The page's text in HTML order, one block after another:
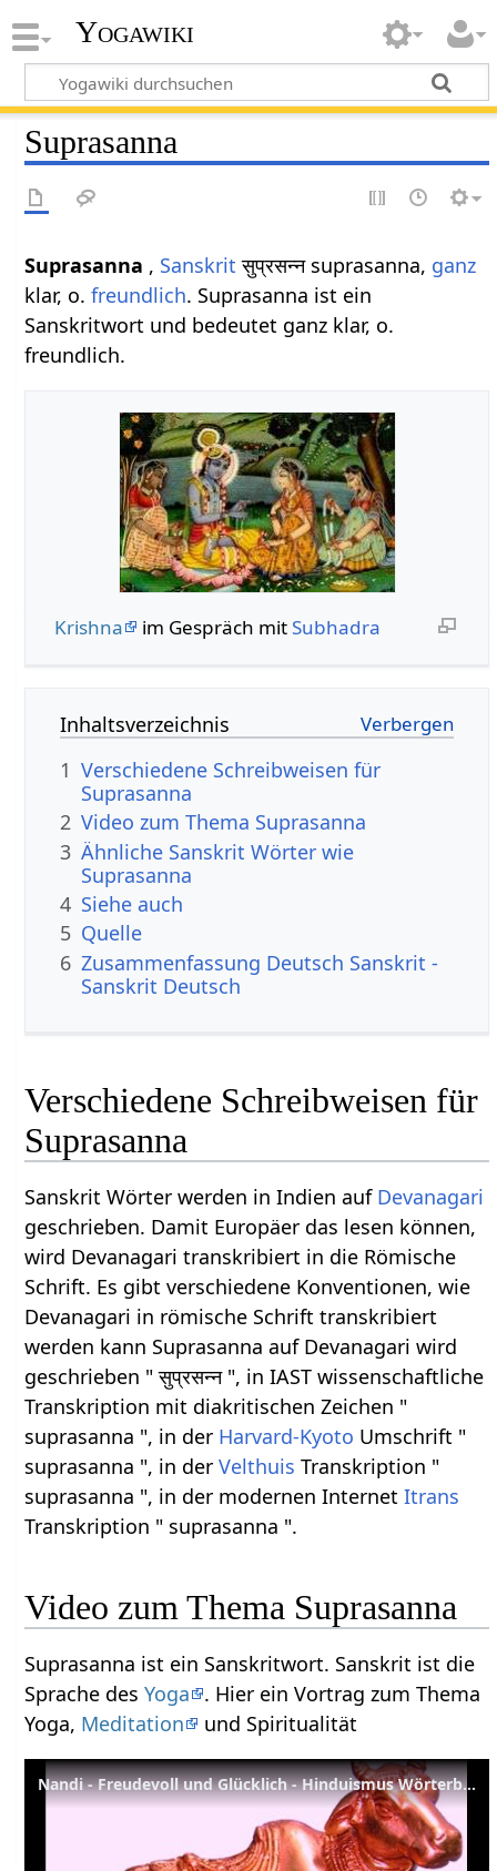
Yogawiki
Suprasanna
Suprasanna , Sanskrit सुप्रसन्न suprasanna, ganz
klar, o.freundlich. Suprasanna ist ein
Sanskritwort und bedeutet ganz klar, o.
freundlich.
Krishna im Gespräch mit Subhadra
Inhaltsverzeichnis
1 Verschiedene Schreibweisen für
Suprasanna
2 Video zum Thema Suprasanna
3 Ähnliche Sanskrit Wörter wie
Suprasanna
4 Siehe auch
5 Quelle
6 Zusammenfassung Deutsch Sanskrit -
Sanskrit Deutsch
Verschiedene Schreibweisen für
Suprasanna
Sanskrit Wörter werden in Indien auf Devanagari
geschrieben. Damit Europäer das lesen können,
wird Devanagari transkribiert in die Römische
Schrift. Es gibt verschiedene Konventionen, wie
Devanagari in römische Schrift transkribiert
werden kann Suprasanna auf Devanagari wird
geschrieben " सुप्रसन्न ", in IAST wissenschaftliche
Transkription mit diakritischen Zeichen "
suprasanna ", in der Harvard-Kyoto Umschrift "
suprasanna ", in derVelthuis Transkription "
suprasanna ", in der modernen InternetItrans
Transkription " suprasanna ".
Video zum Thema Suprasanna
Suprasanna ist ein Sanskritwort. Sanskrit ist die
Sprache desYoga
. Hier ein Vortrag zum Thema
Yoga, Meditation und Spiritualität
Nandi - Freudevoll und Glücklich - Hinduismus Wörterbuch